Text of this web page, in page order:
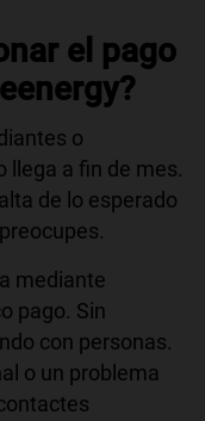
el pago
o
llega a fin de mes.
de lo esperado
mediante
pago. Sin
con personas.
o un problema